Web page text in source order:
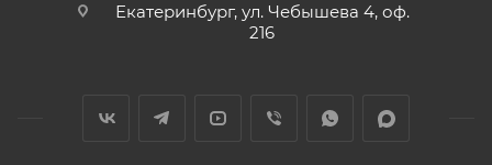
Екатеринбург, ул. Чебышева 4, оф.
216